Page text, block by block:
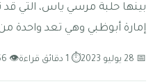
إمارة أبوظبي وهي تعد واحدة
📅 28 يوليو 2023 ⏱ 1 دقائق قراءة 👁 66 مشاهدة